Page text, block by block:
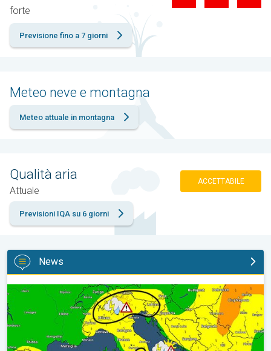
forte
Previsione fino a 7 giorni
Meteo neve e montagna
Meteo attuale in montagna
Qualità aria
Attuale
ACCETTABILE
Previsioni IQA su 6 giorni
News
Esplodono i temporali di calore tra venerdì e sabato.